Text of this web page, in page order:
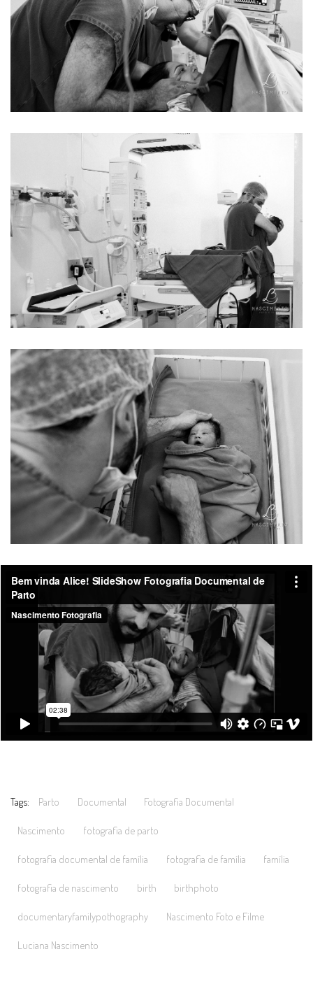
Tags: Parto Documental Fotografia Documental
Nascimento fotografia de parto
fotografia documental de família fotografia de família família
fotografia de nascimento birth birthphoto
documentaryfamilypothography Nascimento Foto e Filme
Luciana Nascimento